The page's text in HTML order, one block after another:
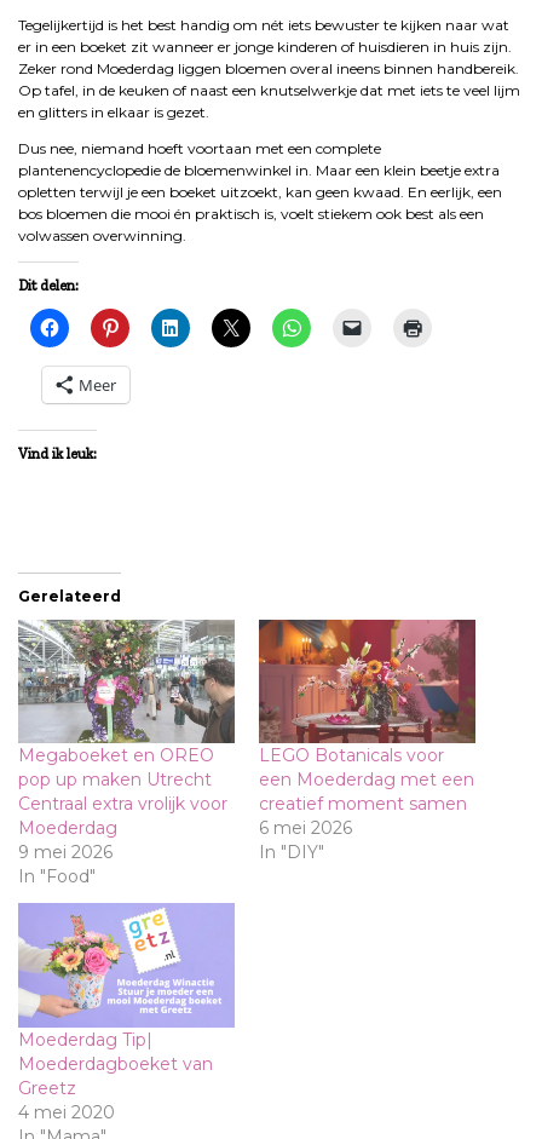
Tegelijkertijd is het best handig om nét iets bewuster te kijken naar wat
er in een boeket zit wanneer er jonge kinderen of huisdieren in huis zijn.
Zeker rond Moederdag liggen bloemen overal ineens binnen handbereik.
Op tafel, in de keuken of naast een knutselwerkje dat met iets te veel lijm
en glitters in elkaar is gezet.
Dus nee, niemand hoeft voortaan met een complete
plantenencyclopedie de bloemenwinkel in. Maar een klein beetje extra
opletten terwijl je een boeket uitzoekt, kan geen kwaad. En eerlijk, een
bos bloemen die mooi én praktisch is, voelt stiekem ook best als een
volwassen overwinning.
Dit delen:
Meer
Vind ik leuk:
Gerelateerd
Megaboeket en OREO
pop up maken Utrecht
Centraal extra vrolijk voor
Moederdag
9 mei 2026
In "Food"
LEGO Botanicals voor
een Moederdag met een
creatief moment samen
6 mei 2026
In "DIY"
Moederdag Tip|
Moederdagboeket van
Greetz
4 mei 2020